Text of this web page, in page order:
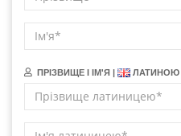
ПРІЗВИЩЕ І ІМ'Я | ЛАТИНОЮ